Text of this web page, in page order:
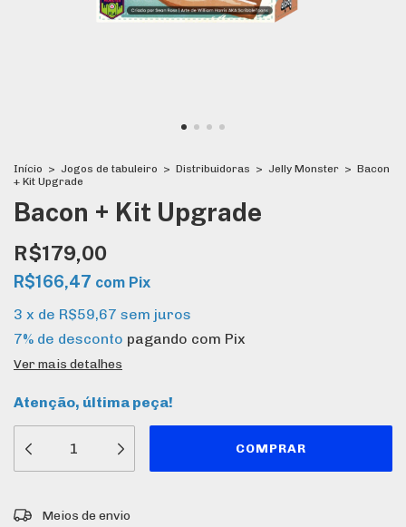
Início > Jogos de tabuleiro > Distribuidoras > Jelly Monster > Bacon
+ Kit Upgrade
Bacon + Kit Upgrade
R$179,00
R$166,47 com Pix
3 x de R$59,67 sem juros
7% de desconto pagando com Pix
Ver mais detalhes
Atenção, última peça!
Entregas para o CEP:
Meios de envio